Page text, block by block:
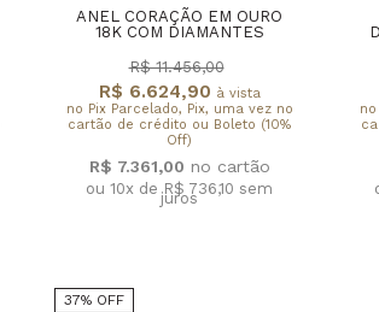
ANEL CORAÇÃO EM OURO
18K COM DIAMANTES
R$ 6.624,90 à vista
no Pix Parcelado, Pix, uma vez no
cartão de crédito ou Boleto (10%
Off)
R$ 11.456,00
R$ 7.361,00
ou 10x de R$ 736,10 sem
juros
37% OFF